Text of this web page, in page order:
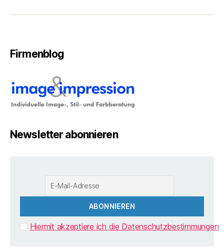
Firmenblog
Newsletter abonnieren
Hiermit akzeptiere ich die Datenschutzbestimmungen